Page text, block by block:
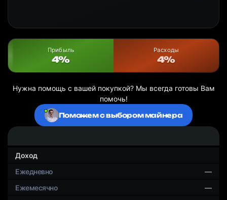
Прибыль
4%
Расходы
4%
Нужна помощь с вашей покупкой? Мы всегда готовы Вам
помочь!
Поможем с выбором майнера
Доход
—
—